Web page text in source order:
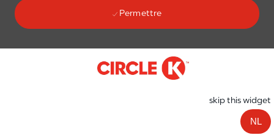
Permettre
skip this widget
NL